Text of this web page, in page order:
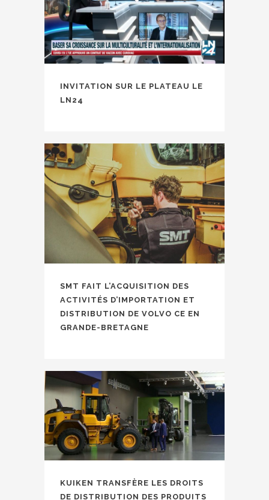
INVITATION SUR LE PLATEAU LE
LN24
SMT FAIT L’ACQUISITION DES
ACTIVITÉS D’IMPORTATION ET
DISTRIBUTION DE VOLVO CE EN
GRANDE-BRETAGNE
KUIKEN TRANSFÈRE LES DROITS
DE DISTRIBUTION DES PRODUITS